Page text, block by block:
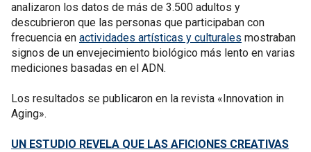
analizaron los datos de más de 3.500 adultos y
descubrieron que las personas que participaban con
frecuencia en actividades artísticas y culturales mostraban
signos de un envejecimiento biológico más lento en varias
mediciones basadas en el ADN.
Los resultados se publicaron en la revista «Innovation in
Aging».
UN ESTUDIO REVELA QUE LAS AFICIONES CREATIVAS